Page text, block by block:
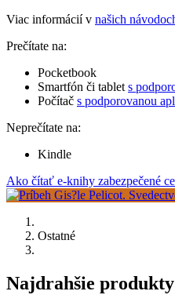
Viac informácií v našich
Prečítate na:
Pocketbook
Smartfón či tablet s
Počítač s podporovanou
Neprečítate na:
Kindle
Ako čítať e-knihy zabezpečené
Ostatné
Najdrahšie